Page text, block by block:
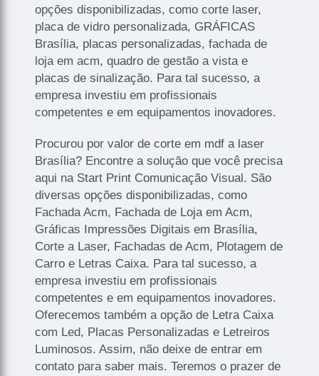
opções disponibilizadas, como corte laser,
placa de vidro personalizada, GRÁFICAS
Brasília, placas personalizadas, fachada de
loja em acm, quadro de gestão a vista e
placas de sinalização. Para tal sucesso, a
empresa investiu em profissionais
competentes e em equipamentos inovadores.
Procurou por valor de corte em mdf a laser
Brasília? Encontre a solução que você precisa
aqui na Start Print Comunicação Visual. São
diversas opções disponibilizadas, como
Fachada Acm, Fachada de Loja em Acm,
Gráficas Impressões Digitais em Brasília,
Corte a Laser, Fachadas de Acm, Plotagem de
Carro e Letras Caixa. Para tal sucesso, a
empresa investiu em profissionais
competentes e em equipamentos inovadores.
Oferecemos também a opção de Letra Caixa
com Led, Placas Personalizadas e Letreiros
Luminosos. Assim, não deixe de entrar em
contato para saber mais. Teremos o prazer de